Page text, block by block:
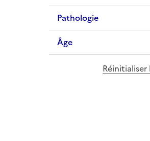
Pathologie
Âge
Réinitialiser